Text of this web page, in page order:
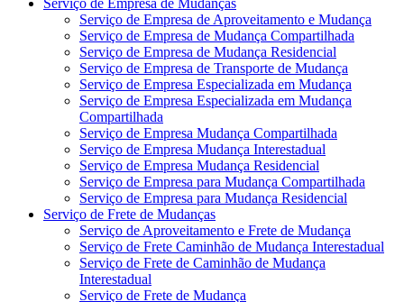
Serviço de Empresa de Mudanças
Serviço de Empresa de Aproveitamento e Mudança
Serviço de Empresa de Mudança Compartilhada
Serviço de Empresa de Mudança Residencial
Serviço de Empresa de Transporte de Mudança
Serviço de Empresa Especializada em Mudança
Serviço de Empresa Especializada em Mudança
Compartilhada
Serviço de Empresa Mudança Compartilhada
Serviço de Empresa Mudança Interestadual
Serviço de Empresa Mudança Residencial
Serviço de Empresa para Mudança Compartilhada
Serviço de Empresa para Mudança Residencial
Serviço de Frete de Mudanças
Serviço de Aproveitamento e Frete de Mudança
Serviço de Frete Caminhão de Mudança Interestadual
Serviço de Frete de Caminhão de Mudança
Interestadual
Serviço de Frete de Mudança